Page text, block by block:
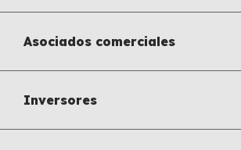
Asociados comerciales
Inversores